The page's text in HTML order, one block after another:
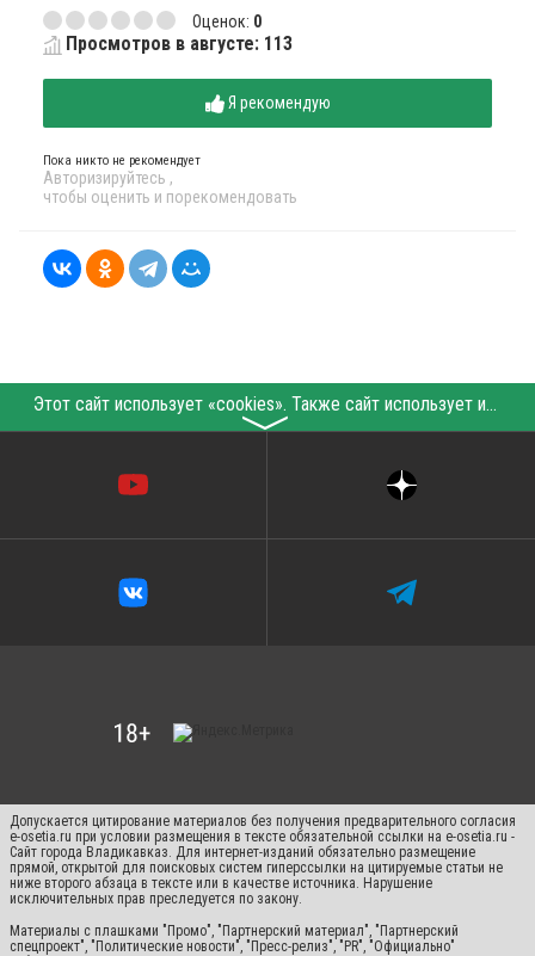
Оценок: 0
Просмотров в августе: 113
Я рекомендую
Пока никто не рекомендует
Авторизируйтесь ,
чтобы оценить и порекомендовать
Этот сайт использует «cookies». Также сайт использует интернет-сервис для сбора технических данных касательно посетителей с целью получения маркетинговой и статистической информации. Условия обработки данных посетителей сайта см.
〉
Допускается цитирование материалов без получения предварительного согласия
e-osetia.ru при условии размещения в тексте обязательной ссылки на e-osetia.ru -
Сайт города Владикавказ. Для интернет-изданий обязательно размещение
прямой, открытой для поисковых систем гиперссылки на цитируемые статьи не
ниже второго абзаца в тексте или в качестве источника. Нарушение
исключительных прав преследуется по закону.
Материалы с плашками "Промо", "Партнерский материал", "Партнерский
спецпроект", "Политические новости", "Пресс-релиз", "PR", "Официально"